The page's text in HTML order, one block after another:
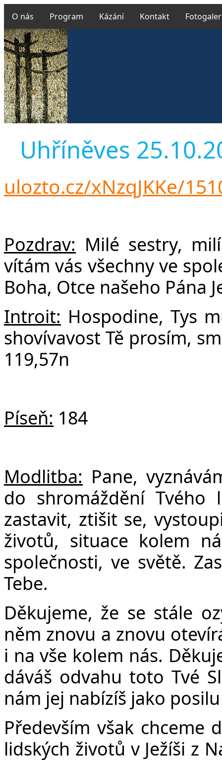
O nás Program Kázání Kontakt
Uhříněves
ulozto.cz/xNzqJKKe/
Pozdrav: Milé sestry,
vítám vás všechny ve
Boha, Otce našeho Pána
Introit: Hospodine, Tys
shovívavost Tě prosím,
119,57n
Píseň: 184
Modlitba: Pane,
do shromáždění Tvého
zastavit, ztišit se,
životů, situace kolem
společnosti, ve světě.
Tebe.
Děkujeme, že se stále
něm znovu a znovu
i na vše kolem nás.
dáváš odvahu toto Tvé
nám jej nabízíš jako
Především však chceme
lidských životů v Ježíši z